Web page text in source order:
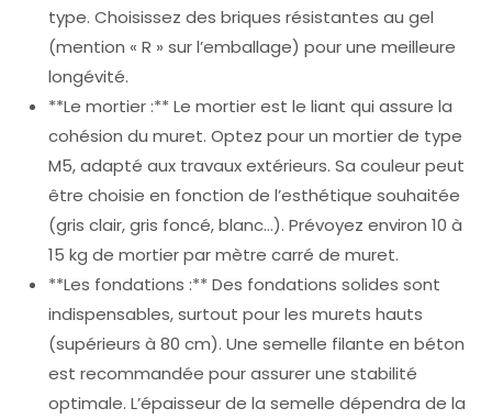
type. Choisissez des briques résistantes au gel
(mention « R » sur l’emballage) pour une meilleure
longévité.
**Le mortier :** Le mortier est le liant qui assure la
cohésion du muret. Optez pour un mortier de type
M5, adapté aux travaux extérieurs. Sa couleur peut
être choisie en fonction de l’esthétique souhaitée
(gris clair, gris foncé, blanc…). Prévoyez environ 10 à
15 kg de mortier par mètre carré de muret.
**Les fondations :** Des fondations solides sont
indispensables, surtout pour les murets hauts
(supérieurs à 80 cm). Une semelle filante en béton
est recommandée pour assurer une stabilité
optimale. L’épaisseur de la semelle dépendra de la